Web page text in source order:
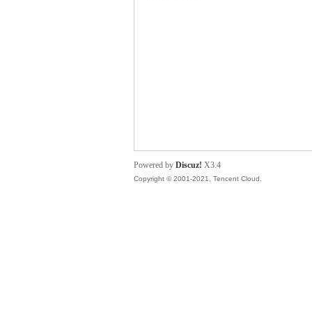
Powered by Discuz! X3.4
Copyright © 2001-2021, Tencent Cloud.